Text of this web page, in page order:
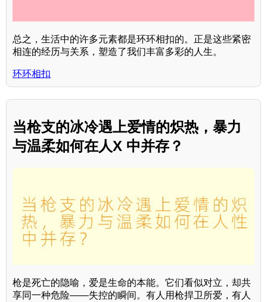
总之，生活中的许多元素都是环环相扣的。正是这些紧密
相连的经历与关系，塑造了我们丰富多彩的人生。
环环相扣
当枪支的冰冷遇上爱情的炽热，暴力
与温柔如何在人X 中并存？
枪是死亡的隐喻，爱是生命的本能。它们看似对立，却共
享同一种危险——失控的瞬间。有人用枪捍卫所爱，有人